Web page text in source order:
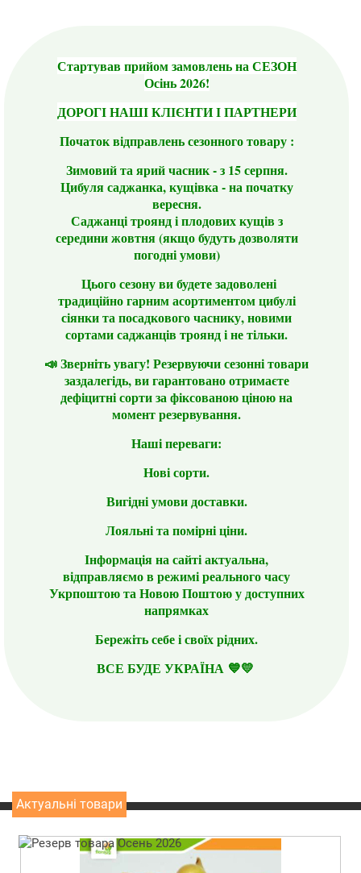
Стартував прийом замовлень на СЕЗОН
Осінь 2026!
ДОРОГІ НАШІ КЛІЄНТИ І ПАРТНЕРИ
Початок відправлень сезонного товару :
Зимовий та ярий часник - з 15 серпня.
Цибуля саджанка, кущівка - на початку
вересня.
Саджанці троянд і плодових кущів з
середини жовтня (якщо будуть дозволяти
погодні умови)
Цього сезону ви будете задоволені
традиційно гарним асортиментом цибулі
сіянки та посадкового часнику, новими
сортами саджанців троянд і не тільки.
📣 Зверніть увагу! Резервуючи сезонні товари
заздалегідь, ви гарантовано отримаєте
дефіцитні сорти за фіксованою ціною на
момент резервування.
Наші переваги:
Нові сорти.
Вигідні умови доставки.
Лояльні та помірні ціни.
Інформація на сайті актуальна,
відправляємо в режимі реального часу
Укрпоштою та Новою Поштою у доступних
напрямках
Бережіть себе і своїх рідних.
ВСЕ БУДЕ УКРАЇНА 💙💛
Актуальні товари